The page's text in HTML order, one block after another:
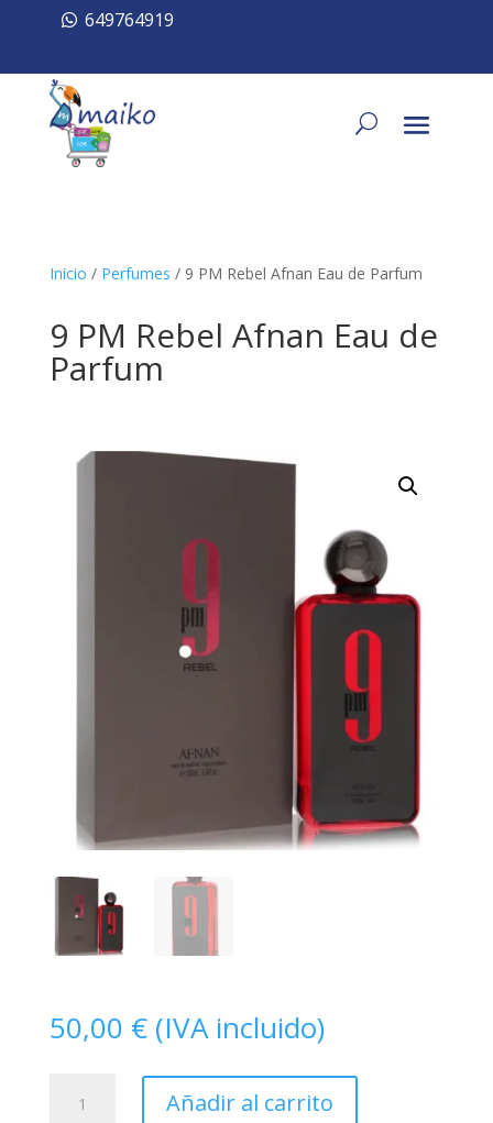
649764919
Inicio / Perfumes / 9 PM Rebel Afnan Eau de Parfum
9 PM Rebel Afnan Eau de
Parfum
50,00 € (IVA incluido)
Añadir al carrito